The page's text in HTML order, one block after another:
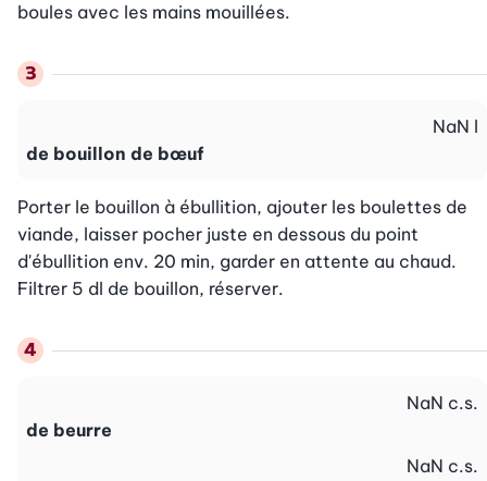
boules avec les mains mouillées.
de bouillon de bœuf
NaN l
Porter le bouillon à ébullition, ajouter les boulettes de
viande, laisser pocher juste en dessous du point
d'ébullition env. 20 min, garder en attente au chaud.
Filtrer 5 dl de bouillon, réserver.
de beurre
NaN c.s.
NaN c.s.